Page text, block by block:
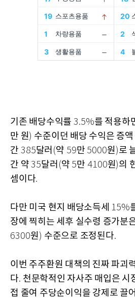
기존 배당수익률 3.5%를 적용하
만 원) 수준이던 배당 수익은 증액
간 385달러 (약 59만 5000원 )로
간 약 35달러 (약 5만 4100원)의
셈이다.
다만 미국 현지 배당소득세 15%
장에 찍히는 세후 실수령 증가분
6300원 ) 수준으로 조정된다.
이번 주주환원 대책의 진짜 파괴
다. 천문학적인 자사주 매입은 시
접 줄여 주당순이익을 강제로 끌